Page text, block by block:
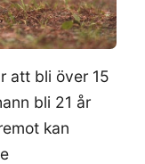
att bli över 15
bli 21 år
kan